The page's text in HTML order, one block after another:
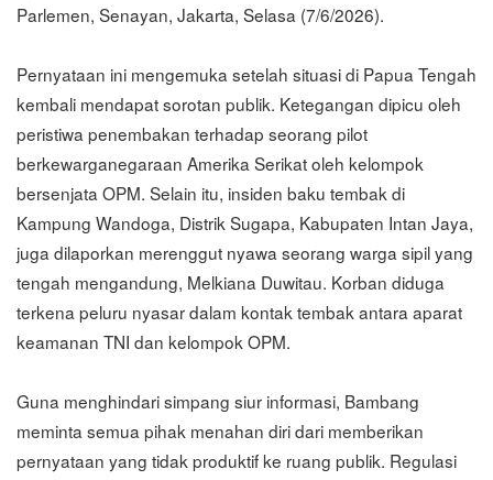
Parlemen, Senayan, Jakarta, Selasa (7/6/2026).
Pernyataan ini mengemuka setelah situasi di Papua Tengah
kembali mendapat sorotan publik. Ketegangan dipicu oleh
peristiwa penembakan terhadap seorang pilot
berkewarganegaraan Amerika Serikat oleh kelompok
bersenjata OPM. Selain itu, insiden baku tembak di
Kampung Wandoga, Distrik Sugapa, Kabupaten Intan Jaya,
juga dilaporkan merenggut nyawa seorang warga sipil yang
tengah mengandung, Melkiana Duwitau. Korban diduga
terkena peluru nyasar dalam kontak tembak antara aparat
keamanan TNI dan kelompok OPM.
Guna menghindari simpang siur informasi, Bambang
meminta semua pihak menahan diri dari memberikan
pernyataan yang tidak produktif ke ruang publik. Regulasi